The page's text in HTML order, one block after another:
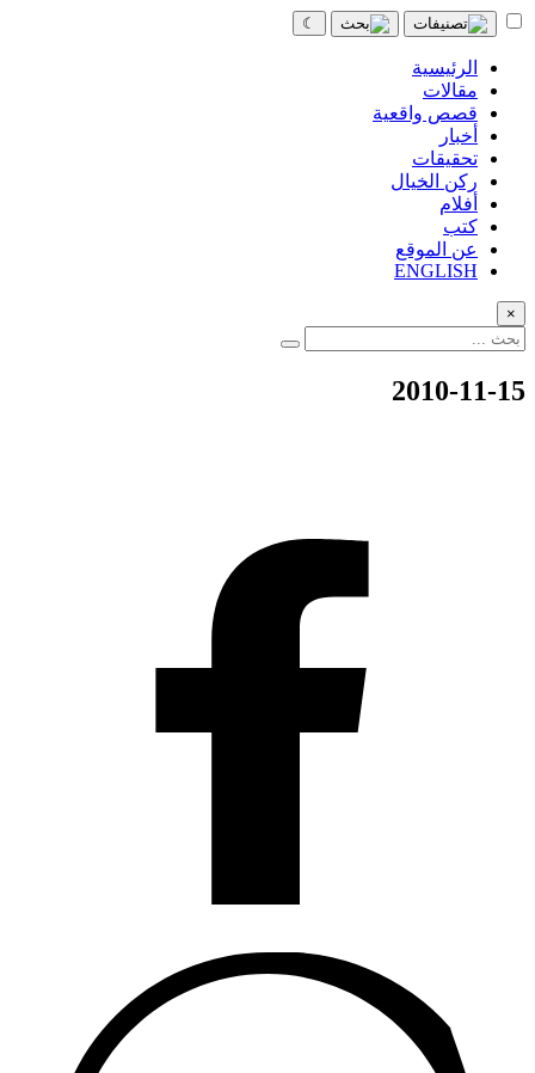
☾
الرئيسية
مقالات
قصص واقعية
أخبار
تحقيقات
ركن الخيال
أفلام
كتب
عن الموقع
ENGLISH
×
2010-11-15